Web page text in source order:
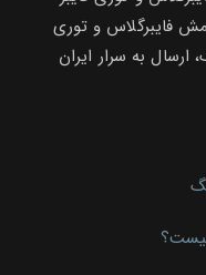
فایبرگلاس و توری
به سرار ایران